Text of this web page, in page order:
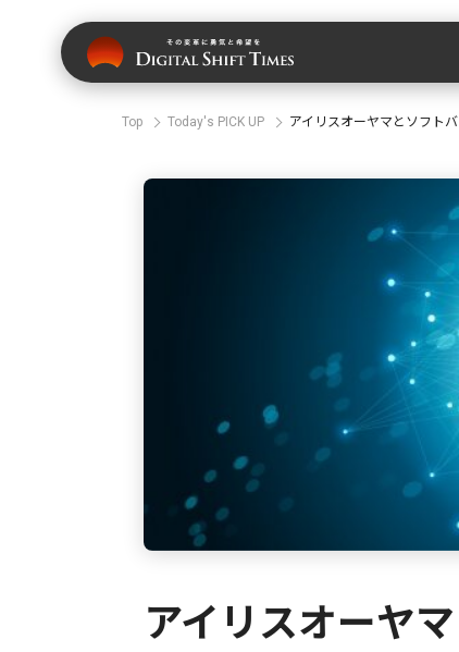
Top Today's PICK UP アイリスオーヤマとソフト
アイリスオーヤ